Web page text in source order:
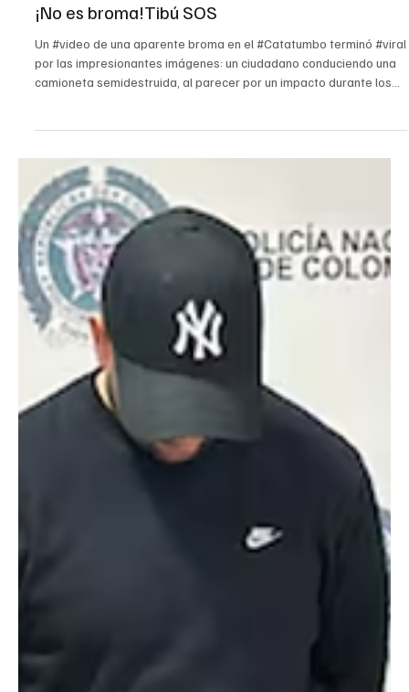
Catatumbo
¡No es broma!Tibú SOS
Un #video de una aparente broma en el #Catatumbo terminó #viral
camioneta semidestruida, al parecer por un impacto durante los
tono de burla, el hombre con su vehículo impactado asegura que
en Tibú ¡todo anda bien! El estado del carro y el humor del
catatumbo impactaron las redes sociales. #ustedqueopina
#tvcucuta #tibu #almaltiempobuenacara #Impactante